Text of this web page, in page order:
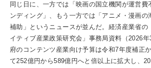
同じ日に、一方では「映画の国立機関が運営費
ンディング」、もう一方では「アニメ・漫画の
補助」というニュースが並んだ。経済産業省の
イティブ産業政策研究会」事務局資料（2026
府のコンテンツ産業向け予算は令和7年度補正
て252億円から589億円へと倍以上に拡大し、